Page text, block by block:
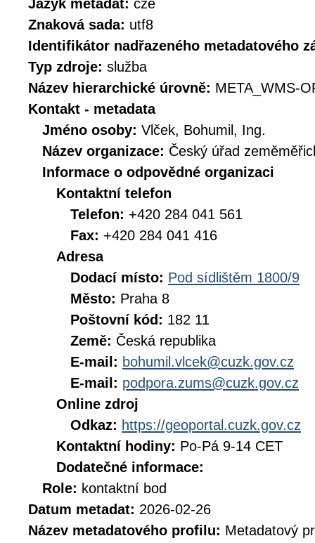
Jazyk metadat: cze
Znaková sada: utf8
Identifikátor nadřazeného metadatového
Typ zdroje: služba
Název hierarchické úrovně: META_WMS-
Kontakt - metadata
Jméno osoby: Vlček, Bohumil, Ing.
Název organizace: Český úřad
Informace o odpovědné organizaci
Kontaktní telefon
Telefon: +420 284 041 561
Fax: +420 284 041 416
Adresa
Dodací místo: Pod sídlištěm 1800/9
Město: Praha 8
Poštovní kód: 182 11
Země: Česká republika
E-mail: bohumil.vlcek@cuzk.gov.cz
E-mail: podpora.zums@cuzk.gov.cz
Online zdroj
Odkaz: https://geoportal.cuzk.gov.cz
Kontaktní hodiny: Po-Pá 9-14 CET
Dodatečné informace:
Role: kontaktní bod
Datum metadat: 2026-02-26
Název metadatového profilu: Metadatový